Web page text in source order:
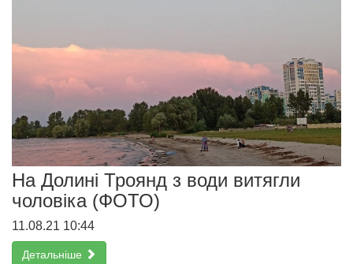
На Долині Троянд з води витягли
чоловіка (ФОТО)
11.08.21 10:44
Детальніше